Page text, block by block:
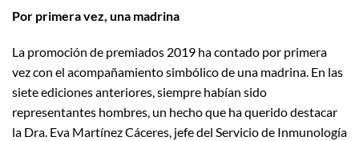
Por primera vez, una madrina
La promoción de premiados 2019 ha contado por primera
vez con el acompañamiento simbólico de una madrina. En las
siete ediciones anteriores, siempre habían sido
representantes hombres, un hecho que ha querido destacar
la Dra. Eva Martínez Cáceres, jefe del Servicio de Inmunología